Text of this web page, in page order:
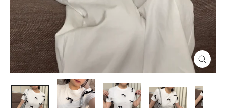
閉
じ